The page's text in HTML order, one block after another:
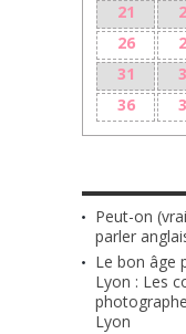
21
26
31
36
Peut-on
parler
Le bon âge
Lyon : Les
Lyon